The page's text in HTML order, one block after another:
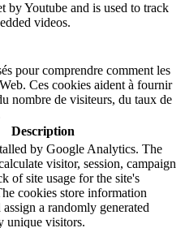
by Youtube and is used to track
videos.
pour comprendre comment les
Ces cookies aident à fournir
nombre de visiteurs, du taux de
Description
by Google Analytics. The
visitor, session, campaign
of site usage for the site's
cookies store information
a randomly generated
unique visitors.